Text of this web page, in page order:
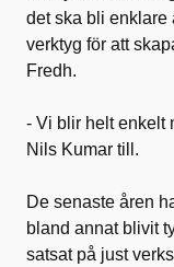
det ska bli enklare
verktyg för att
Fredh.
- Vi blir helt enkelt
Nils Kumar till.
De senaste åren
bland annat blivit
satsat på just